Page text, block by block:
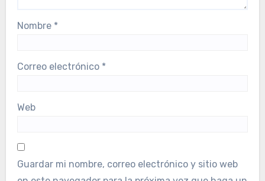
Nombre *
Correo electrónico *
Web
Guardar mi nombre, correo electrónico y sitio web